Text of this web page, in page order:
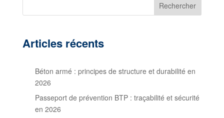
Rechercher
Articles récents
Béton armé : principes de structure et durabilité en
2026
Passeport de prévention BTP : traçabilité et sécurité
en 2026